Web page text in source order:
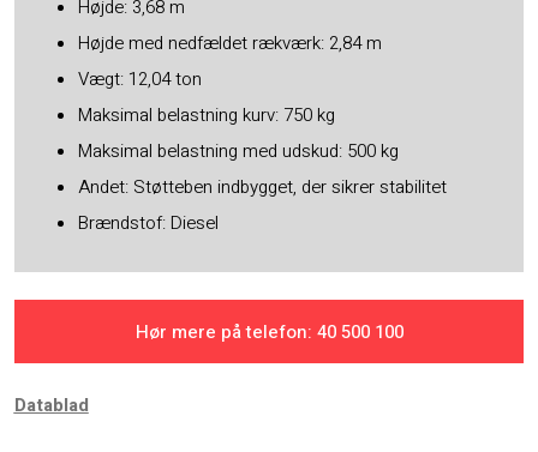
Højde: 3,68 m
Højde med nedfældet rækværk: 2,84 m
Vægt: 12,04 ton
Maksimal belastning kurv: 750 kg
Maksimal belastning med udskud: 500 kg
Andet: Støtteben indbygget, der sikrer stabilitet
Brændstof: Diesel
Hør mere på telefon: ​40 500 100
​Datablad